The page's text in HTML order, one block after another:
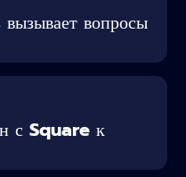
вопросы
с Square к